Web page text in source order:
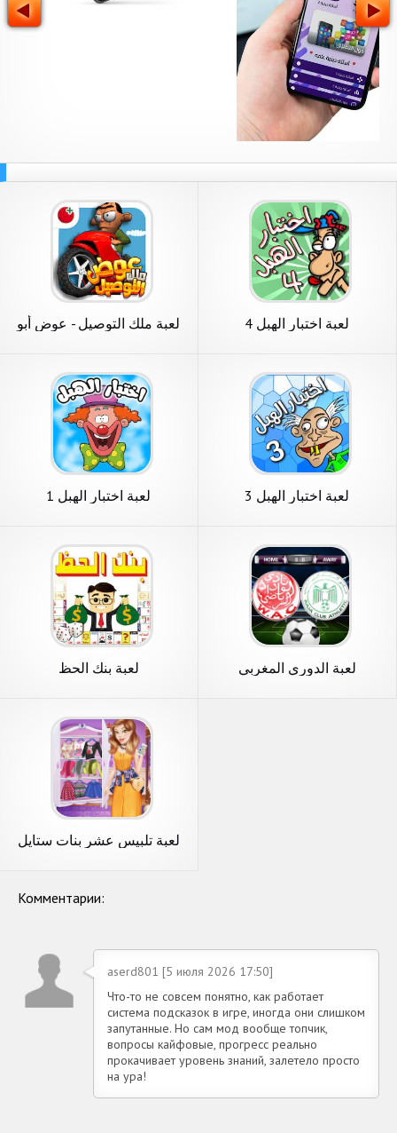
لعبة ملك التوصيل - عوض أبو
لعبة اختبار الهبل 4
لعبة اختبار الهبل 1 لعبة اختبار الهبل 3
لعبة بنك الحظ لعبة الدوري المغربي
لعبة تلبيس عشر بنات ستايل
Комментарии:
aserd801 [5 июля 2026 17:50]
Что-то не совсем понятно, как работает
система подсказок в игре, иногда они слишком
запутанные. Но сам мод вообще топчик,
вопросы кайфовые, прогресс реально
прокачивает уровень знаний, залетело просто
на ура!